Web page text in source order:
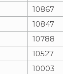
10867
10847
10788
10527
10003